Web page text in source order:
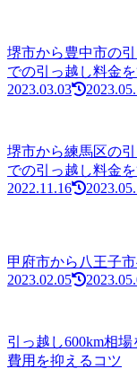
堺市から豊中市の
での引っ越し料金
2023.03.03
堺市から練馬区の
での引っ越し料金
2022.11.16
甲府市から八王子
2023.02.05
引っ越し600km相
費用を抑えるコツ